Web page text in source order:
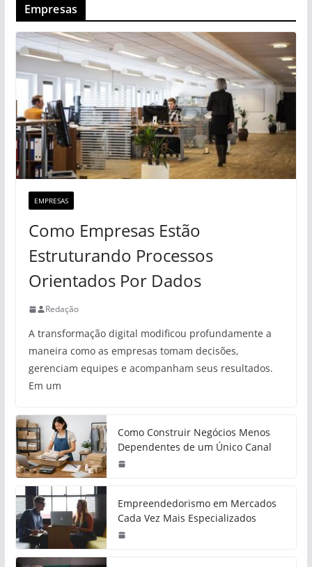
Empresas
EMPRESAS
Como Empresas Estão
Estruturando Processos
Orientados Por Dados
Redação
A transformação digital modificou profundamente a
maneira como as empresas tomam decisões,
gerenciam equipes e acompanham seus resultados.
Em um
Como Construir Negócios Menos
Dependentes de um Único Canal
Empreendedorismo em Mercados
Cada Vez Mais Especializados